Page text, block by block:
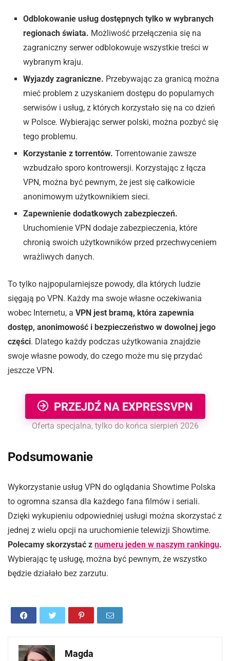
Odblokowanie usług dostępnych tylko w wybranych
regionach świata. Możliwość przełączenia się na
zagraniczny serwer odblokowuje wszystkie treści w
wybranym kraju.
Wyjazdy zagraniczne. Przebywając za granicą można
mieć problem z uzyskaniem dostępu do popularnych
serwisów i usług, z których korzystało się na co dzień
w Polsce. Wybierając serwer polski, można pozbyć się
tego problemu.
Korzystanie z torrentów. Torrentowanie zawsze
wzbudzało sporo kontrowersji. Korzystając z łącza
VPN, można być pewnym, że jest się całkowicie
anonimowym użytkownikiem sieci.
Zapewnienie dodatkowych zabezpieczeń.
Uruchomienie VPN dodaje zabezpieczenia, które
chronią swoich użytkowników przed przechwyceniem
wrażliwych danych.
To tylko najpopularniejsze powody, dla których ludzie
sięgają po VPN. Każdy ma swoje własne oczekiwania
wobec Internetu, a VPN jest bramą, która zapewnia
dostęp, anonimowość i bezpieczeństwo w dowolnej jego
części. Dlatego każdy podczas użytkowania znajdzie
swoje własne powody, do czego może mu się przydać
jeszcze VPN.
PRZEJDŹ NA EXPRESSVPN
Oferta specjalna, tylko do końca sierpień 2026
Podsumowanie
Wykorzystanie usług VPN do oglądania Showtime Polska
to ogromna szansa dla każdego fana filmów i seriali.
Dzięki wykupieniu odpowiedniej usługi można skorzystać z
jednej z wielu opcji na uruchomienie telewizji Showtime.
Polecamy skorzystać z numeru jeden w naszym rankingu.
Wybierając tę usługę, można być pewnym, że wszystko
będzie działało bez zarzutu.
Magda